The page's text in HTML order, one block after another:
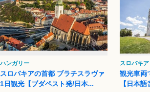
ハンガリー
スロバキアの首都 ブラチスラヴァ
1日観光【ブダペスト発/日本...
スロバキア
観光車両
【日本